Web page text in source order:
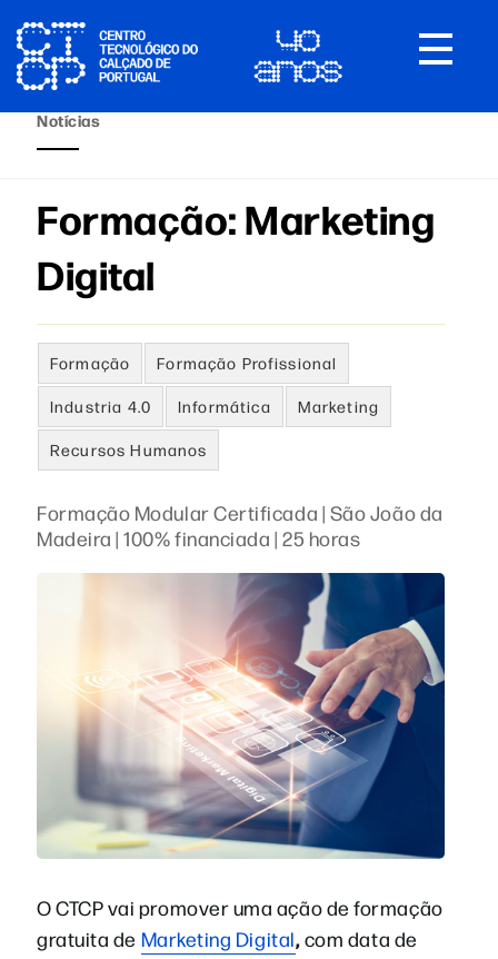
Toggle
Notícias
Formação: Marketing
Digital
Formação Formação Profissional
Industria 4.0 Informática Marketing
Recursos Humanos
Formação Modular Certificada | São João da
Madeira | 100% financiada | 25 horas
O CTCP vai promover uma ação de formação
gratuita de Marketing Digital,com data de